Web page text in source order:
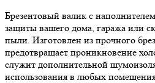
Брезентовый валик с
защиты вашего дома, гаража или
пыли. Изготовлен из прочного
предотвращает проникновение
служит дополнительной
использования в любых